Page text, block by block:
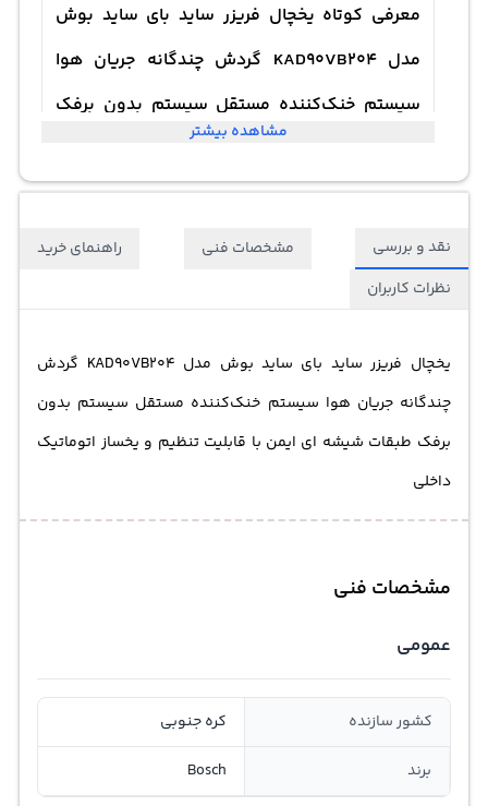
معرفی کوتاه یخچال فریزر ساید بای ساید بوش
مدل KAD90VB204 گردش چندگانه جریان هوا
سیستم‌ خنک‌کننده مستقل سیستم بدون برفک
اتوماتیک داخلی
مشاهده بیشتر
نقد و بررسی مشخصات فنی
راهنمای خرید
نظرات کاربران
یخچال فریزر ساید بای ساید بوش مدل KAD90VB204 گردش
چندگانه جریان هوا سیستم‌ خنک‌کننده مستقل سیستم بدون
برفک طبقات شیشه ای ایمن با قابلیت تنظیم و یخساز اتوماتیک
داخلی
مشخصات فنی
عمومی
کشور سازنده کره جنوبی
برند Bosch